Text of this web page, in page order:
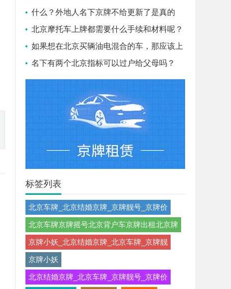
么条件？
什么？外地人名下京牌不给更新了是真的
吗？
北京摩托车上牌都需要什么手续和材料呢？
如果想在北京买辆油电混合的车，那应该上
蓝牌还是绿牌？
名下有两个北京指标可以过户给父母吗？
标签列表
北京车牌_北京结婚京牌_京牌靓号_京牌价
北京车牌京牌摇号北京背户车京牌出租北京牌
京牌小妖_北京结婚京牌_北京车牌_京牌靓
京牌小妖
北京结婚京牌_北京车牌_京牌靓号_京牌价